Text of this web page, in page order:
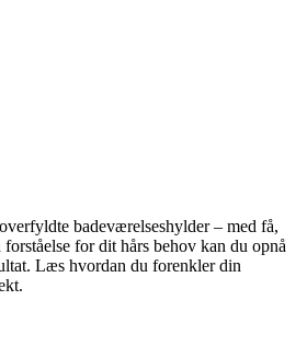
badeværelseshylder – med få,
for dit hårs behov kan du opnå
Læs hvordan du forenkler din